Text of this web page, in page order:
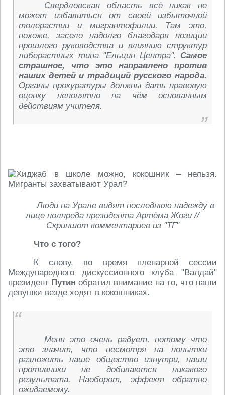
Свердловская область всё никак не
может избавиться от своей избыточной
толерастии и мигрантофилии. Там это,
похоже, засело надолго благодаря позиции
прошлого руководства и влиянию структур
либерастных типа "Ельцин Центра". Самое
страшное, что это направлено против
наших детей и традиций русского народа.
Органы прокуратуры должны дать правовую
оценку непонятно на чём основанным
действиям учителя.
Люди на Урале видят последнюю надежду в
лице полпреда президента Артёма Жоги //
Скриншот комментариев из "ТГ"
Что с того?
К слову, во время пленарной сессии
Международного дискуссионного клуба "Валдай"
президент Путинобратил внимание на то, что наши
девушки везде ходят в кокошниках.
Меня это очень радует, потому что
это значит, что несмотря на попытки
разложить наше общество изнутри, наши
противники не добиваются никакого
результата. Наоборот, эффект обратно
ожидаемому.